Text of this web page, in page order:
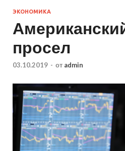
ЭКОНОМИКА
просел
03.10.2019 - от admin